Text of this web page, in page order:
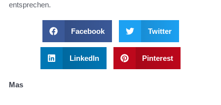
entsprechen.
Facebook Twitter
LinkedIn Pinterest
Mas